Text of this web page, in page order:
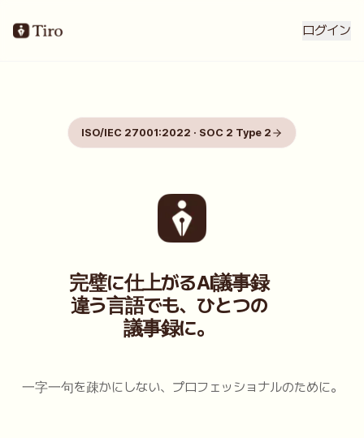
ログイン
ISO/IEC 27001:2022 · SOC 2 Type 2
完璧に仕上がるAI議事録
違う言語でも、ひとつの
議事録に。
一字一句を疎かにしない、プロフェッショナルのために。